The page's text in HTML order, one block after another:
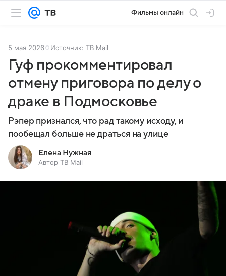
Фильмы онлайн
5 мая 2026 Источник: ТВ Mail
Гуф прокомментировал
отмену приговора по делу о
драке в Подмосковье
Рэпер признался, что рад такому исходу, и
пообещал больше не драться на улице
Елена Нужная
Автор ТВ Mail